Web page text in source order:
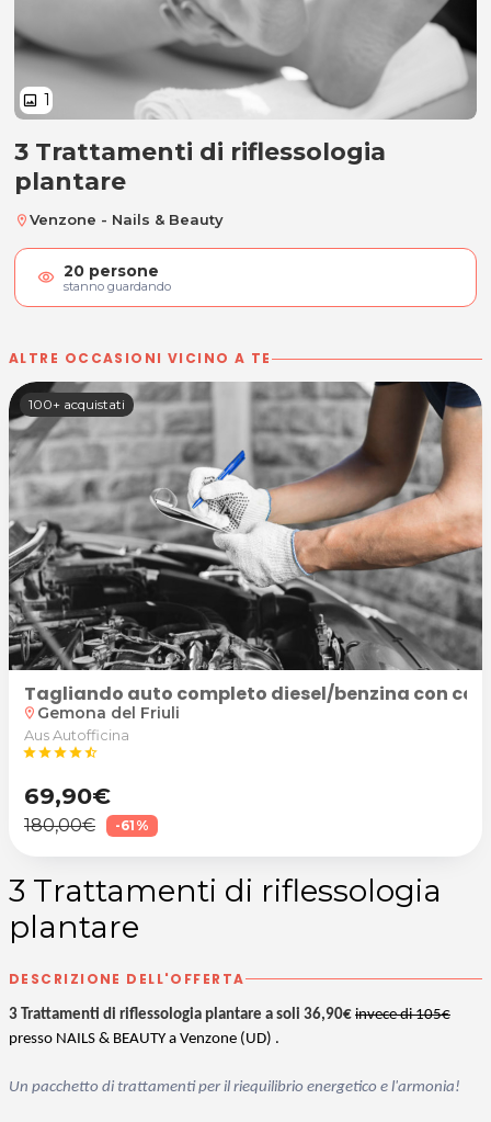
image 1
3 Trattamenti di riflessologia
3 Trattamenti di riflessologia
plantare
location_on Venzone - Nails & Beauty
visibility 20 persone
stanno guardando
ALTRE OCCASIONI VICINO A TE
100+ acquistati
Tagliando auto completo diesel/benzina con
location_on Gemona del Friuli
Aus Autofficina
starstarstarstarstar_half
69,90€
180,00€ -61%
3 Trattamenti di riflessologia
plantare
DESCRIZIONE DELL'OFFERTA
3 Trattamenti di riflessologia plantare a soli 36,90€ invece di 105€
presso NAILS & BEAUTY a Venzone (UD) .
Un pacchetto di trattamenti per il riequilibrio energetico e l'armonia!